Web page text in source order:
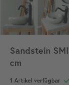
Sandstein
cm
1 Artikel verfügbar